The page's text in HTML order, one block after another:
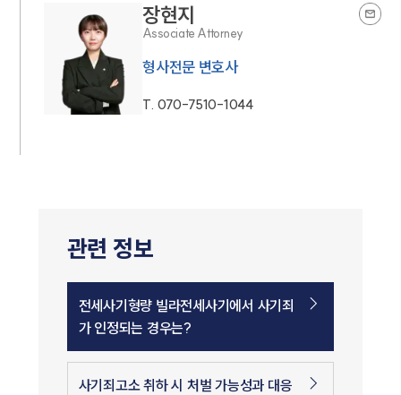
장현지
Associate Attorney
형사전문 변호사
T. 070-7510-1044
관련 정보
전세사기형량 빌라전세사기에서 사기죄
가 인정되는 경우는?
사기죄고소 취하 시 처벌 가능성과 대응